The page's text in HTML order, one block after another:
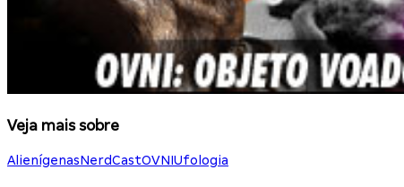
Veja mais sobre
AlienígenasNerdCastOVNIUfologia